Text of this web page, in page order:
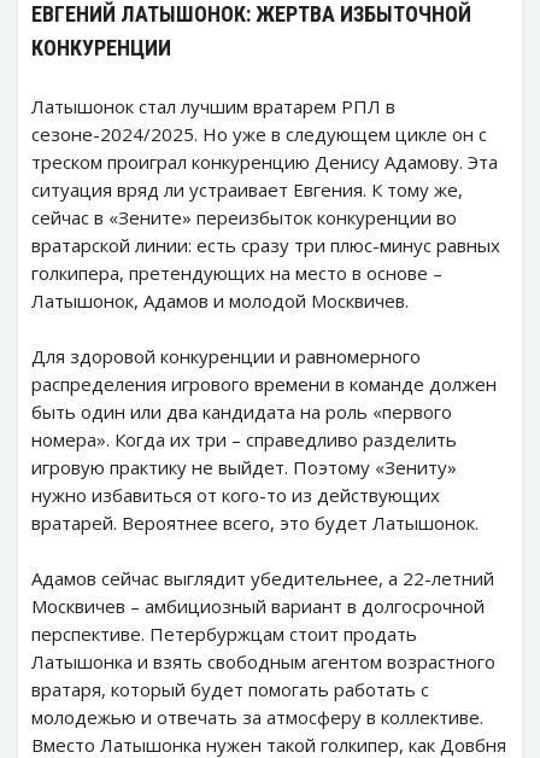
ЕВГЕНИЙ ЛАТЫШОНОК: ЖЕРТВА ИЗБЫТОЧНОЙ
КОНКУРЕНЦИИ
Латышонок стал лучшим вратарем РПЛ в
сезоне-2024/2025. Но уже в следующем цикле он с
треском проиграл конкуренцию Денису Адамову. Эта
ситуация вряд ли устраивает Евгения. К тому же,
сейчас в «Зените» переизбыток конкуренции во
вратарской линии: есть сразу три плюс-минус равных
голкипера, претендующих на место в основе –
Латышонок, Адамов и молодой Москвичев.
Для здоровой конкуренции и равномерного
распределения игрового времени в команде должен
быть один или два кандидата на роль «первого
номера». Когда их три – справедливо разделить
игровую практику не выйдет. Поэтому «Зениту»
нужно избавиться от кого-то из действующих
вратарей. Вероятнее всего, это будет Латышонок.
Адамов сейчас выглядит убедительнее, а 22-летний
Москвичев – амбициозный вариант в долгосрочной
перспективе. Петербуржцам стоит продать
Латышонка и взять свободным агентом возрастного
вратаря, который будет помогать работать с
молодежью и отвечать за атмосферу в коллективе.
Вместо Латышонка нужен такой голкипер, как Довбня